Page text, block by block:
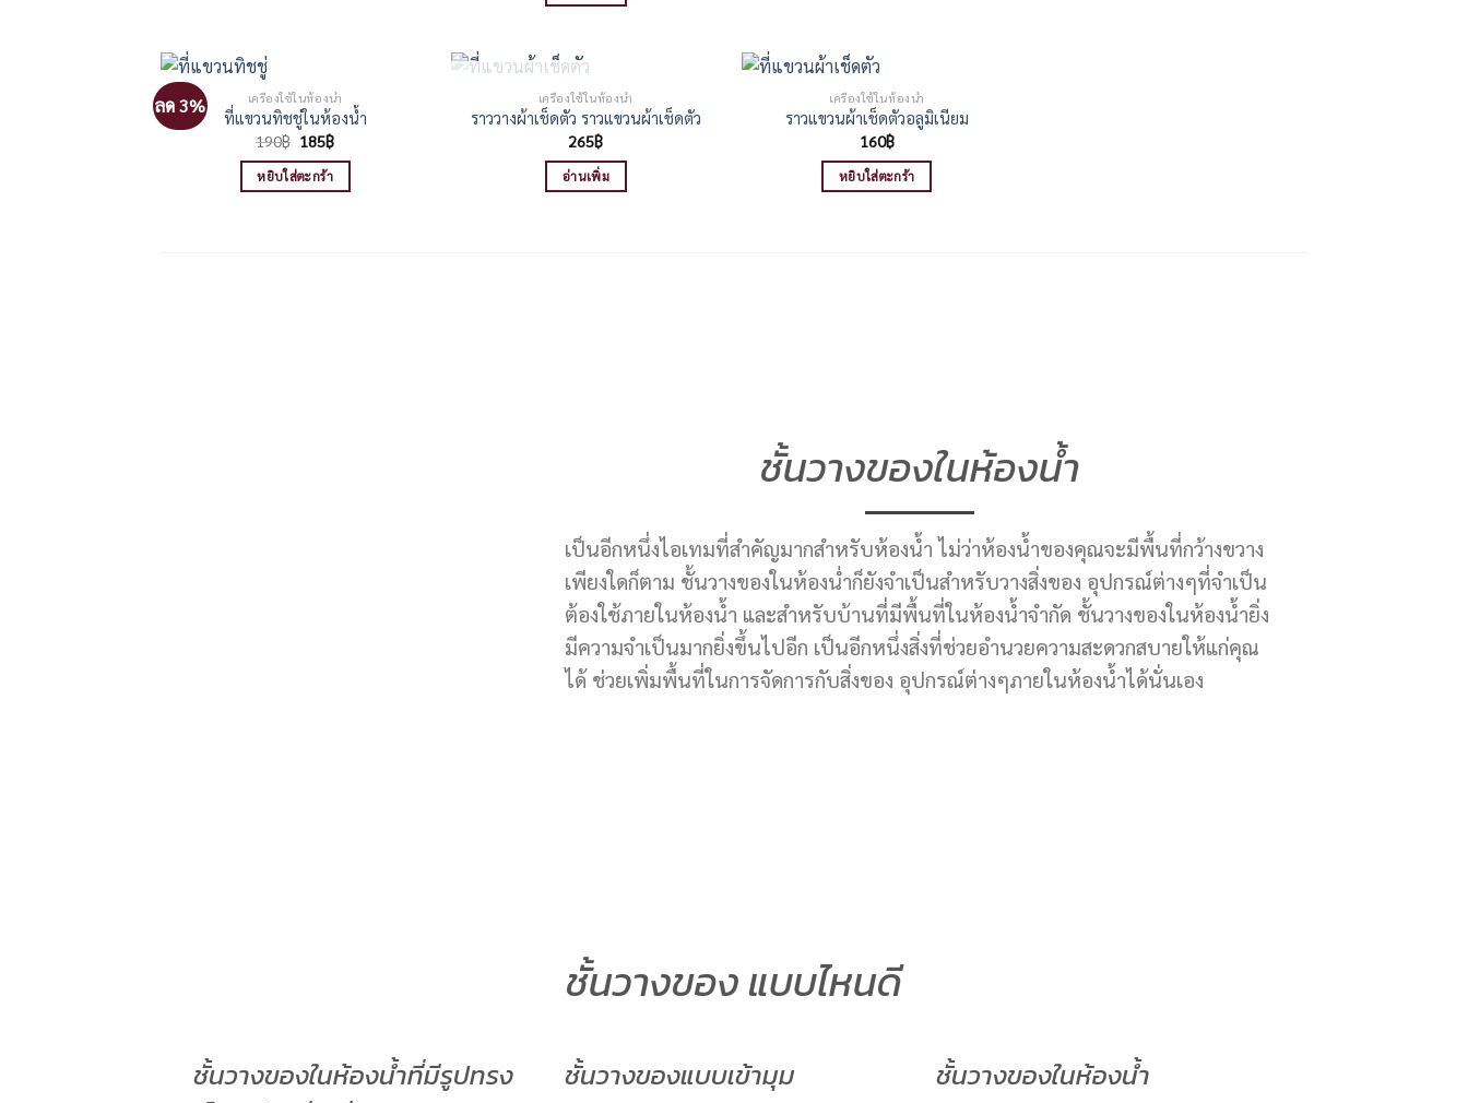
multiple
variants.
The
options
may
be
ลด 3% เครื่องใช้ในห้องน้ำ
ที่แขวนทิชชู่ในห้องน้ำ
190฿ Original
price
was:
190฿.
185฿Current
185฿.
หยิบใส่ตะกร้า
สินค้าหมดแล้ว
เครื่องใช้ในห้องน้ำ
ราววางผ้าเช็ดตัว ราวแขวนผ้าเช็ดตัว
265฿
อ่านเพิ่ม
เครื่องใช้ในห้องน้ำ
ราวแขวนผ้าเช็ดตัวอลูมิเนียม
160฿
หยิบใส่ตะกร้า
ชั้นวางของในห้องน้ำ
เป็นอีกหนึ่งไอเทมที่สำคัญมากสำหรับห้องน้ำ ไม่ว่าห้องน้ำของคุณจะมีพื้นที่กว้างขวาง
เพียงใดก็ตาม ชั้นวางของในห้องน่ำก็ยังจำเป็นสำหรับวางสิ่งของ อุปกรณ์ต่างๆที่จำเป็น
ต้องใช้ภายในห้องน้ำ และสำหรับบ้านที่มีพื้นที่ในห้องน้ำจำกัด ชั้นวางของในห้องน้ำยิ่ง
มีความจำเป็นมากยิ่งขึ้นไปอีก เป็นอีกหนึ่งสิ่งที่ช่วยอำนวยความสะดวกสบายให้แก่คุณ
ได้ ช่วยเพิ่มพื้นที่ในการจัดการกับสิ่งของ อุปกรณ์ต่างๆภายในห้องน้ำได้นั่นเอง
ชั้นวางของ แบบไหนดี
ชั้นวางของในห้องน้ำที่มีรูปทรง
ชั้นวางของแบบเข้ามุม ชั้นวางของในห้องน้ำ